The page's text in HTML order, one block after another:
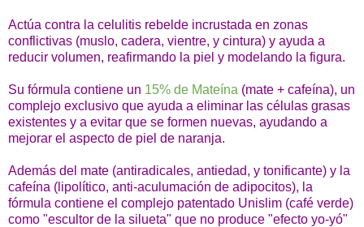
Actúa contra la celulitis rebelde incrustada en zonas
conflictivas (muslo, cadera, vientre, y cintura) y ayuda a
reducir volumen, reafirmando la piel y modelando la figura.
Su fórmula contiene un 15% de Mateína (mate + cafeína), un
complejo exclusivo que ayuda a eliminar las células grasas
existentes y a evitar que se formen nuevas, ayudando a
mejorar el aspecto de piel de naranja.
Además del mate (antiradicales, antiedad, y tonificante) y la
cafeína (lipolítico, anti-aculumación de adipocitos), la
fórmula contiene el complejo patentado Unislim (café verde)
como "escultor de la silueta" que no produce "efecto yo-yó"